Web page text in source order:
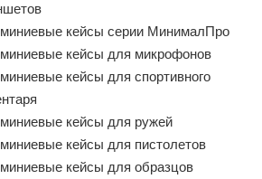
кейсы серии МинималПро
кейсы для микрофонов
кейсы для спортивного
кейсы для ружей
кейсы для пистолетов
кейсы для образцов